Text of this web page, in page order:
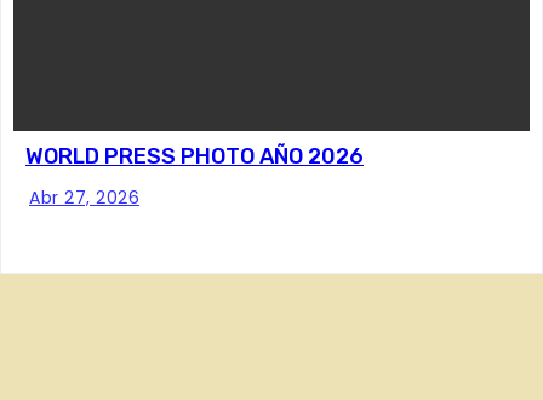
WORLD PRESS PHOTO AÑO 2026
Abr 27, 2026